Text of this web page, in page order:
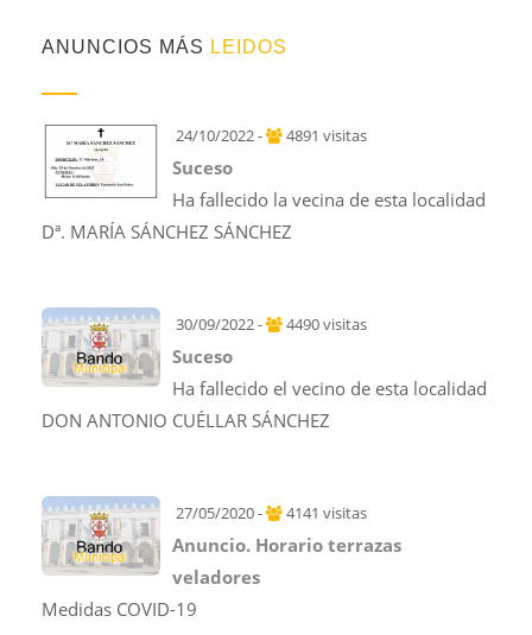
ANUNCIOS MÁS LEIDOS
24/10/2022 - 4891 visitas
Suceso
Ha fallecido la vecina de esta localidad
Dª. MARÍA SÁNCHEZ SÁNCHEZ
30/09/2022 - 4490 visitas
Suceso
Ha fallecido el vecino de esta localidad
DON ANTONIO CUÉLLAR SÁNCHEZ
27/05/2020 - 4141 visitas
Anuncio. Horario terrazas
veladores
Medidas COVID-19